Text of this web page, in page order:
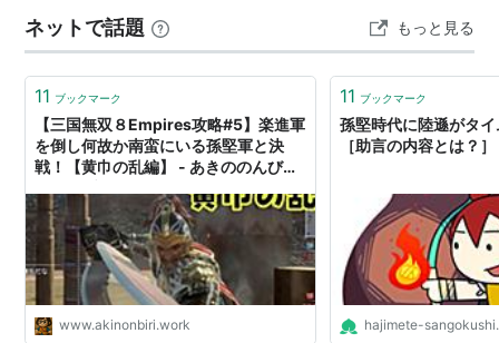
る過程で、各人の軍事・政治スタイルや治世方針は異な
るも、一貫して「水軍と現地豪族の支持」を重視してい
ました。ちなみに孫…
ネットで話題 もっと見る
11 ブックマーク
【三国無双８Empires攻略#5】楽進軍
を倒し何故か南蛮にいる孫堅軍と決
戦！【黄巾の乱編】 - あきののんびり
www.akinonbiri.work
11 ブックマーク
孫堅時代に陸遜がタ
［助言の内容とは？］
hajimete-